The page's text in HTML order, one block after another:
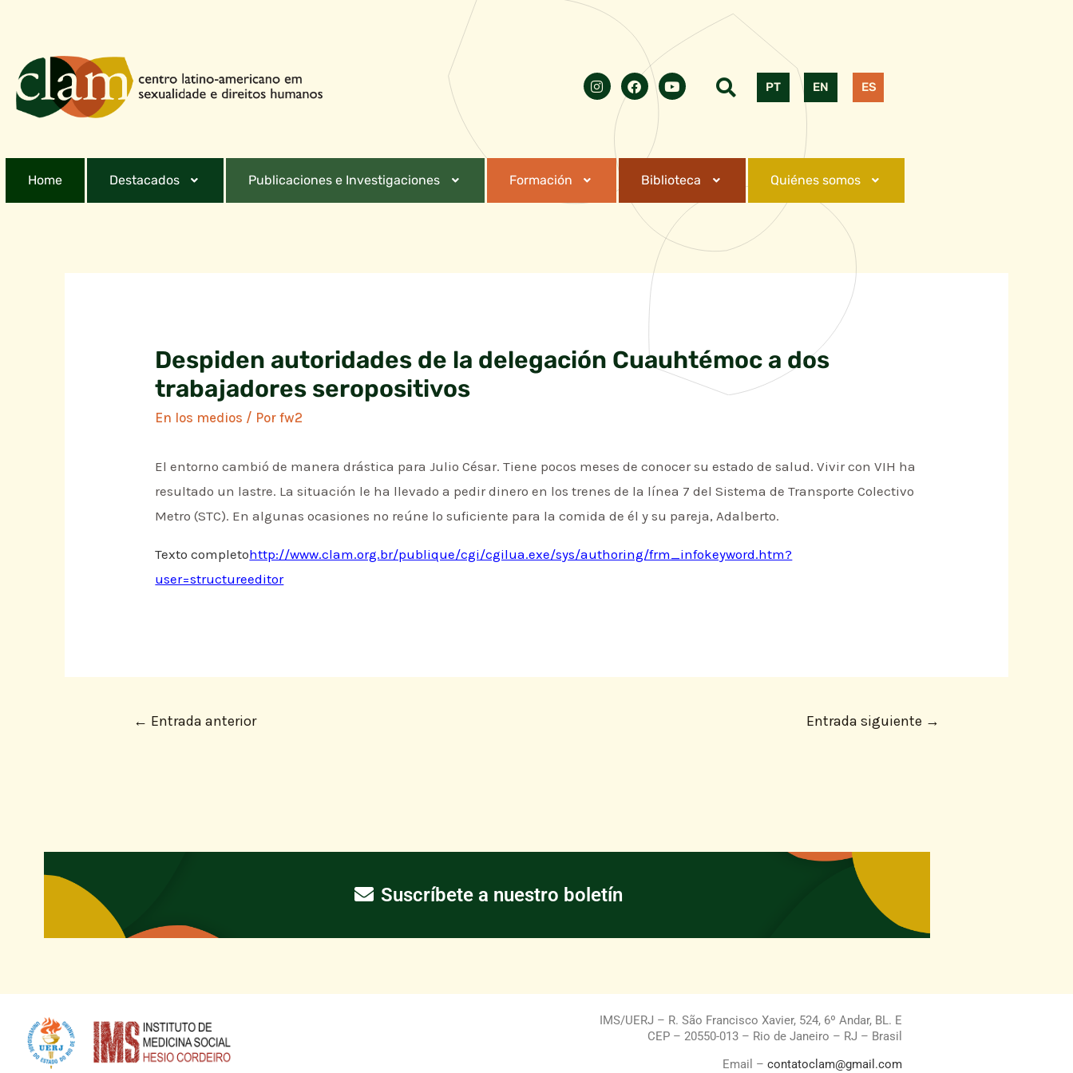
PT EN ES
Home Destacados Publicaciones e Investigaciones Formación Biblioteca Quiénes somos
Despiden autoridades de la delegación Cuauhtémoc a dos
trabajadores seropositivos
En los medios / Porfw2
El entorno cambió de manera drástica para Julio César. Tiene pocos meses de conocer su estado de salud. Vivir con VIH ha
resultado un lastre. La situación le ha llevado a pedir dinero en los trenes de la línea 7 del Sistema de Transporte Colectivo
Metro (STC). En algunas ocasiones no reúne lo suficiente para la comida de él y su pareja, Adalberto.
Texto completohttp://www.clam.org.br/publique/cgi/cgilua.exe/sys/authoring/frm_infokeyword.htm?
user=structureeditor
← Entrada anterior Entrada siguiente →
Suscríbete a nuestro boletín
IMS/UERJ – R. São Francisco Xavier, 524, 6º Andar, BL. E
CEP – 20550-013 – Rio de Janeiro – RJ – Brasil
Email – contatoclam@gmail.com